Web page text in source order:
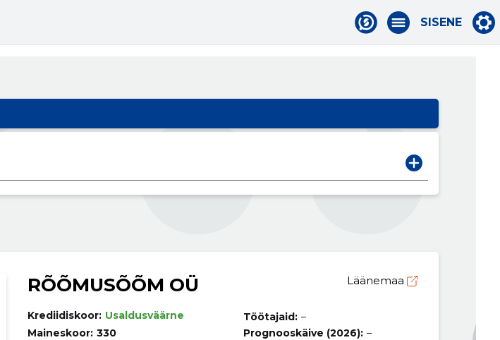
SISENE
RÕÕMUSÕÕM OÜ Läänemaa
Krediidiskoor: Usaldusväärne
Maineskoor: 330
Töötajaid: –
Prognooskäive (2026): –